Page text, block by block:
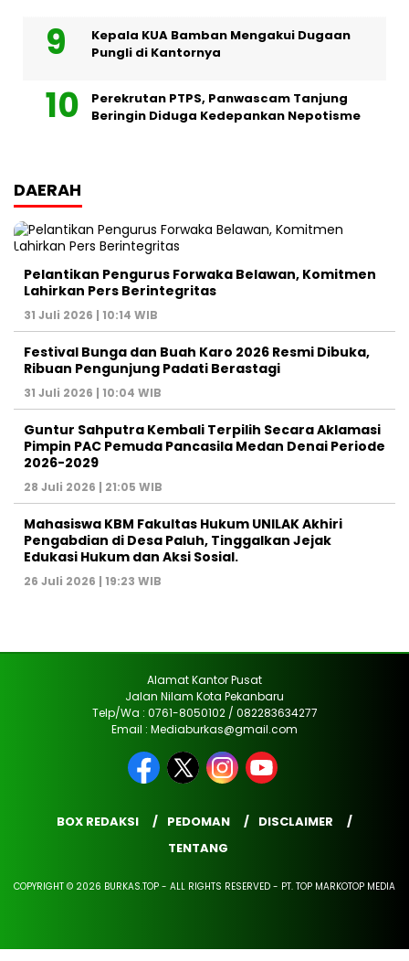
Kepala KUA Bamban Mengakui Dugaan
Pungli di Kantornya
Perekrutan PTPS, Panwascam Tanjung
Beringin Diduga Kedepankan Nepotisme
DAERAH
Pelantikan Pengurus Forwaka Belawan, Komitmen
Lahirkan Pers Berintegritas
31 Juli 2026 | 10:14 WIB
Festival Bunga dan Buah Karo 2026 Resmi Dibuka,
Ribuan Pengunjung Padati Berastagi
31 Juli 2026 | 10:04 WIB
Guntur Sahputra Kembali Terpilih Secara Aklamasi
Pimpin PAC Pemuda Pancasila Medan Denai Periode
2026-2029
28 Juli 2026 | 21:05 WIB
Mahasiswa KBM Fakultas Hukum UNILAK Akhiri
Pengabdian di Desa Paluh, Tinggalkan Jejak
Edukasi Hukum dan Aksi Sosial.
26 Juli 2026 | 19:23 WIB
Alamat Kantor Pusat
Jalan Nilam Kota Pekanbaru
Telp/Wa : 0761-8050102 / 082283634277
Email : Mediaburkas@gmail.com
BOX REDAKSI PEDOMAN
DISCLAIMER
TENTANG
COPYRIGHT © 2026 BURKAS.TOP - ALL RIGHTS RESERVED - PT. TOP MARKOTOP MEDIA